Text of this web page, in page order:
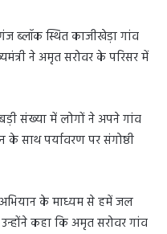
ब्लॉक स्थित काजीखेड़ा गांव
ने अमृत सरोवर के परिसर में
संख्या में लोगों ने अपने गांव
साथ पर्यावरण पर संगोष्ठी
अभियान के माध्यम से हमें जल
कहा कि अमृत सरोवर गांव